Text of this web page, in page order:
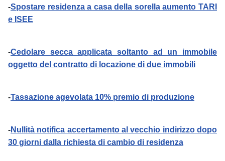
-Spostare residenza a casa della sorella aumento TARI
e ISEE
-Cedolare secca applicata soltanto ad un immobile
oggetto del contratto di locazione di due immobili
-Tassazione agevolata 10% premio di produzione
-Nullità notifica accertamento al vecchio indirizzo dopo
30 giorni dalla richiesta di cambio di residenza